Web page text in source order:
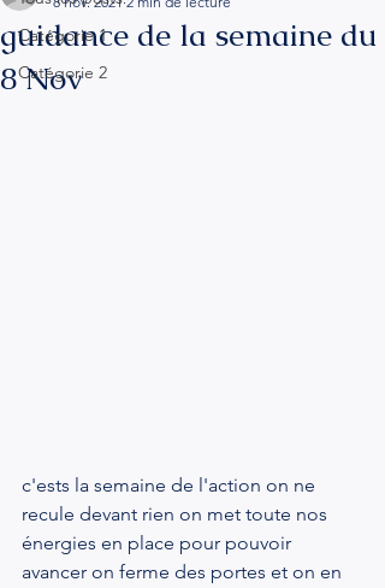
Catégorie 1
Catégorie 2
guidance de la semaine du
8 Nov
c'ests la semaine de l'action on ne
recule devant rien on met toute nos
énergies en place pour pouvoir
avancer on ferme des portes et on en